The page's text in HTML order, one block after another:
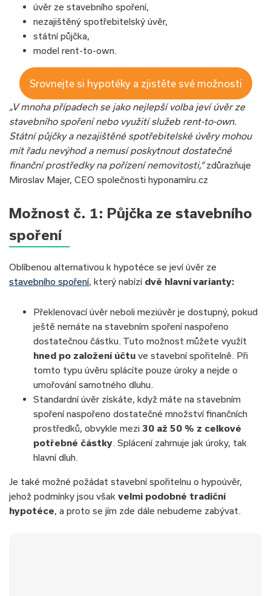
úvěr ze stavebního spoření,
nezajištěný spotřebitelský úvěr,
státní půjčka,
model rent-to-own.
Srovnejte si hypotéky a zjistěte své možnosti
„V mnoha případech se jako nejlepší volba jeví úvěr ze
stavebního spoření nebo využití služeb rent-to-own.
Státní půjčky a nezajištěné spotřebitelské úvěry mohou
mít řadu nevýhod a nemusí poskytnout dostatečné
finanční prostředky na pořízení nemovitosti,“zdůrazňuje
Miroslav Majer, CEO společnosti hyponamíru.cz
Možnost č. 1: Půjčka ze stavebního
spoření
Oblíbenou alternativou k hypotéce se jeví úvěr ze
stavebního spoření, který nabízí dvě hlavní varianty:
Překlenovací úvěr neboli meziúvěr je dostupný, pokud
ještě nemáte na stavebním spoření naspořeno
dostatečnou částku. Tuto možnost můžete využít
hned po založení účtu ve stavební spořitelně. Při
tomto typu úvěru splácíte pouze úroky a nejde o
umořování samotného dluhu.
Standardní úvěr získáte, když máte na stavebním
spoření naspořeno dostatečné množství finančních
prostředků, obvykle mezi 30 až 50 % z celkové
potřebné částky. Splácení zahrnuje jak úroky, tak
hlavní dluh.
Je také možné požádat stavební spořitelnu o hypoúvěr,
jehož podmínky jsou však velmi podobné tradiční
hypotéce, a proto se jím zde dále nebudeme zabývat.